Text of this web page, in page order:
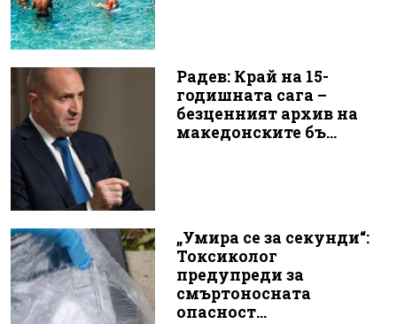
Радев: Край на 15-
годишната сага –
безценният архив на
македонските бъ...
„Умира се за секунди“:
Токсиколог
предупреди за
смъртоносната
опасност...